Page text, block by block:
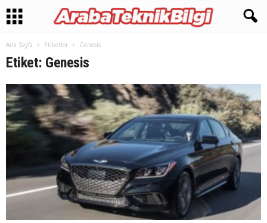
Ana Sayfa Etiketler Genesis
Etiket: Genesis